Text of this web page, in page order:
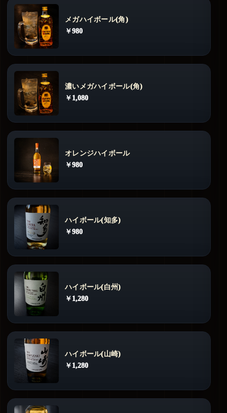
メガハイボール(角)
￥980
濃いメガハイボール(角)
￥1,080
オレンジハイボール
￥980
ハイボール(知多)
￥980
ハイボール(白州)
￥1,280
ハイボール(山崎)
￥1,280